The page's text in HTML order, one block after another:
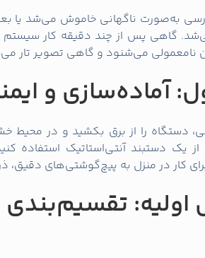
به‌صورت ناگهانی خاموش می‌شد یا
گاهی پس از چند دقیقه کار سیستم
نامعمولی می‌شنود و گاهی تصویر تار
آماده‌سازی و
دستگاه را از برق بکشید و در محیط
یک دستبند آنتی‌استاتیک استفاده
کار در منزل به پیچ‌گوشتی‌های دقیق،